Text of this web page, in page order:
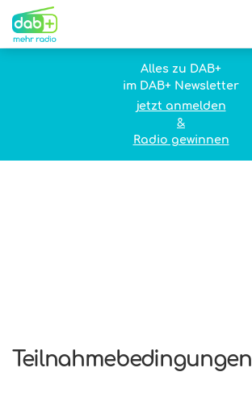
Alles zu DAB+
im DAB+ Newsletter
jetzt anmelden
&
Radio gewinnen
Teilnahmebedingungen